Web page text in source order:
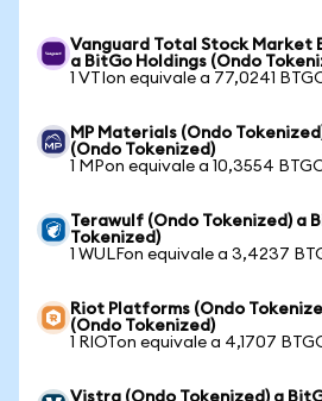
Vanguard Total Stock Market
a BitGo Holdings (Ondo
1 VTIon equivale a 77,0241
MP Materials (Ondo
(Ondo Tokenized)
1 MPon equivale a 10,3554
Terawulf (Ondo Tokenized) a
Tokenized)
1 WULFon equivale a 3,4237
Riot Platforms (Ondo
(Ondo Tokenized)
1 RIOTon equivale a 4,1707
Vistra (Ondo Tokenized) a